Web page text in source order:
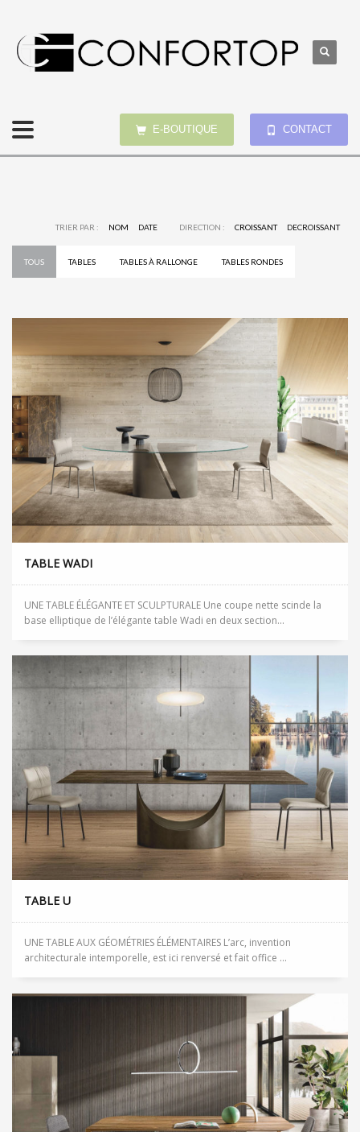
E-BOUTIQUE CONTACT
TRIER PAR : NOM DATE DIRECTION : CROISSANT DECROISSANT
TOUS TABLES TABLES À RALLONGE TABLES RONDES
TABLE WADI
UNE TABLE ÉLÉGANTE ET SCULPTURALE Une coupe nette scinde la
base elliptique de l’élégante table Wadi en deux section...
TABLE U
UNE TABLE AUX GÉOMÉTRIES ÉLÉMENTAIRES L’arc, invention
architecturale intemporelle, est ici renversé et fait office ...